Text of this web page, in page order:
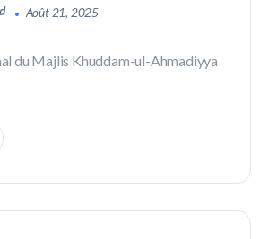
Août 21, 2025
du Majlis Khuddam-ul-Ahmadiyya